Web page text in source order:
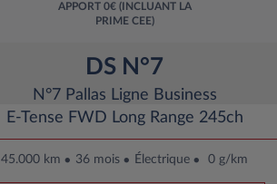
APPORT 0€ (INCLUANT LA
PRIME CEE)
DS N°7
N°7 Pallas Ligne Business
E-Tense FWD Long Range 245ch
45.000 km 36 mois Électrique 0 g/km